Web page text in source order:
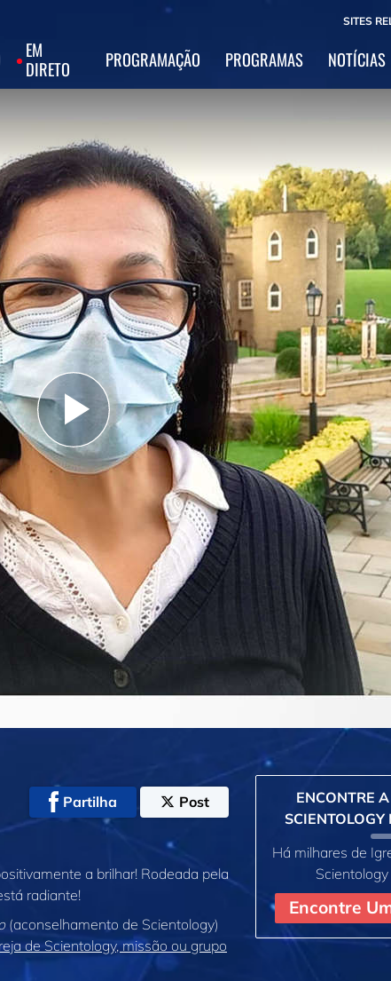
SITES
EM
DIRETO
PROGRAMAÇÃO PROGRAMAS NOTÍCIAS
Play
Video
Partilha Post
a brilhar! Rodeada pela
radiante!
(aconselhamento de Scientology)
de Scientology, missão ou grupo
ENCONTRE
Há milhares de
Encontre